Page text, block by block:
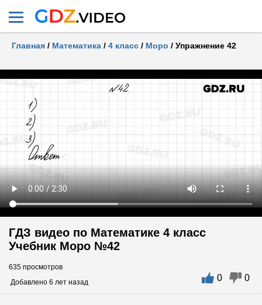
Главная / Математика / 4 класс / Моро / Упражнение 42
ГДЗ видео по Математике 4 класс
Учебник Моро №42
635 просмотров
Добавлено 6 лет назад
0 0